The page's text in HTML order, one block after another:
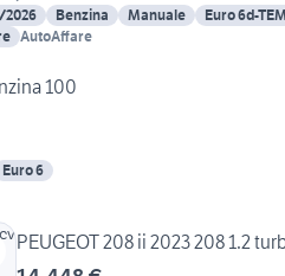
2026 Benzina Manuale
Euro 6d-
AutoAffare
100
Euro 6
PEUGEOT 208 ii 2023 208 1.2